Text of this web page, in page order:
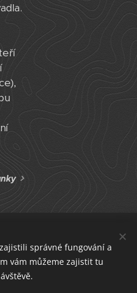
České republiky
správné fungování a
vám můžeme zajistit tu